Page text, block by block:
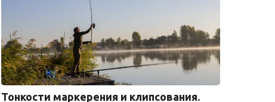
Тонкости маркерения и клипсования.